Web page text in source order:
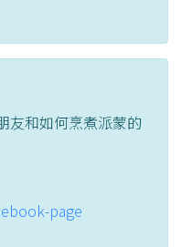
友和如何烹煮派蒙的
page